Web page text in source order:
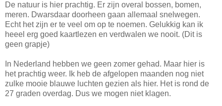
De natuur is hier prachtig. Er zijn overal bossen, bomen,
meren. Dwarsdaar doorheen gaan allemaal snelwegen.
Echt het zijn er te veel om op te noemen. Gelukkig kan ik
heeel erg goed kaartlezen en verdwalen we nooit. (Dit is
geen grapje)
In Nederland hebben we geen zomer gehad. Maar hier is
het prachtig weer. Ik heb de afgelopen maanden nog niet
zulke mooie blauwe luchten gezien als hier. Het is rond de
27 graden overdag. Dus we mogen niet klagen.